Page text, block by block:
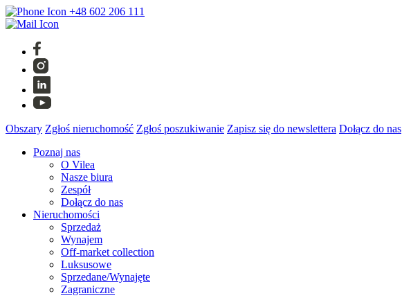
+48 602 206 111
Obszary Zgłoś nieruchomość Zgłoś poszukiwanie Zapisz się do newslettera Dołącz do nas
Poznaj nas
O Vilea
Nasze biura
Zespół
Dołącz do nas
Nieruchomości
Sprzedaż
Wynajem
Off-market collection
Luksusowe
Sprzedane/Wynajęte
Zagraniczne